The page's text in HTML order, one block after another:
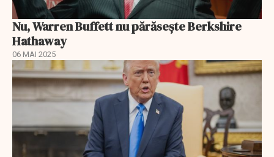
Nu, Warren Buffett nu părăsește Berkshire
Hathaway
06 MAI 2025